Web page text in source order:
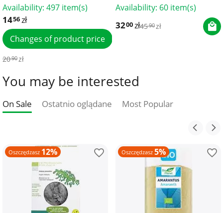
Availability: 497 item(s)
1456zł
Changes of product price
2090zł
Availability: 60 item(s)
3200zł4590zł
You may be interested
On Sale Ostatnio oglądane Most Popular
Oszczędzasz 12% Oszczędzasz 5%